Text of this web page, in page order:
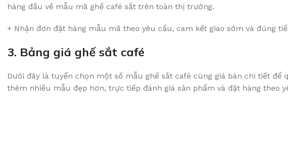
hàng đầu về mẫu mã ghế café sắt trên toàn thị trường.
+ Nhận đơn đặt hàng mẫu mã theo yêu cầu, cam kết giao sớm và đúng
3. Bảng giá ghế sắt café
Dưới đây là tuyển chọn một số mẫu ghế sắt café cùng giá bán chi tiết
thêm nhiều mẫu đẹp hơn, trực tiếp đánh giá sản phẩm và đặt hàng theo